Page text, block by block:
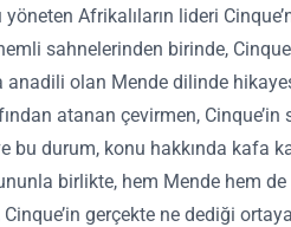
yöneten Afrikalıların lideri
sahnelerinden birinde,
anadili olan Mende dilinde
atanan çevirmen,
bu durum, konu hakkında kafa
birlikte, hem Mende hem
gerçekte ne dediği